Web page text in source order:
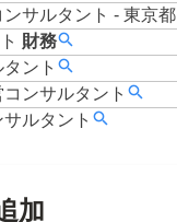
サルタント - 東京都
財務
ント
ンサルタント
ルタント
加